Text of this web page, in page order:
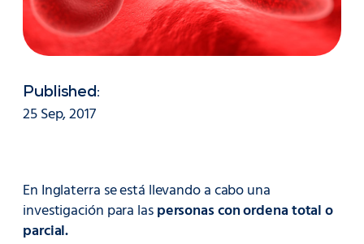
Published:
25 Sep, 2017
En Inglaterra se está llevando a cabo una
investigación para laspersonas con ordena total o
parcial.